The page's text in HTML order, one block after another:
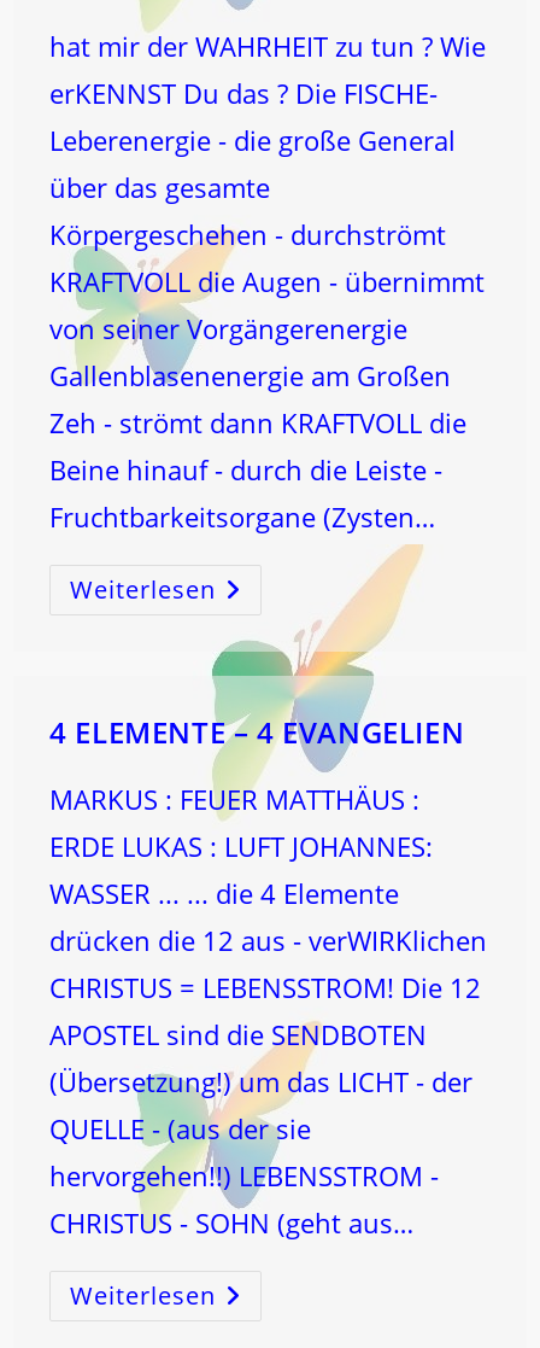
hat mir der WAHRHEIT zu tun ? Wie
erKENNST Du das ? Die FISCHE-
Leberenergie - die große General
über das gesamte
Körpergeschehen - durchströmt
KRAFTVOLL die Augen - übernimmt
von seiner Vorgängerenergie
Gallenblasenenergie am Großen
Zeh - strömt dann KRAFTVOLL die
Beine hinauf - durch die Leiste -
Fruchtbarkeitsorgane (Zysten…
Weiterlesen KRAFTVOLLES
SEHEN
4 ELEMENTE – 4 EVANGELIEN
MARKUS : FEUER MATTHÄUS :
ERDE LUKAS : LUFT JOHANNES:
WASSER ... ... die 4 Elemente
drücken die 12 aus - verWIRKlichen
CHRISTUS = LEBENSSTROM! Die 12
APOSTEL sind die SENDBOTEN
(Übersetzung!) um das LICHT - der
QUELLE - (aus der sie
hervorgehen!!) LEBENSSTROM -
CHRISTUS - SOHN (geht aus…
Weiterlesen ELEMENTE
–